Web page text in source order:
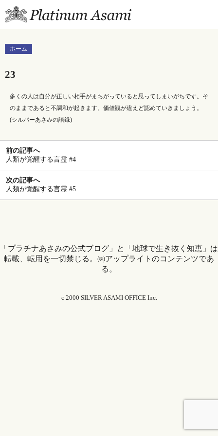
ホーム
23
多くの人は自分が正しい相手がまちがっていると思ってしまいがちです。そ
のままであると不調和が起きます。価値観が違えど認めていきましょう。
(シルバーあさみの語録)
前の記事へ
人類が覚醒する言霊 #4
次の記事へ
人類が覚醒する言霊 #5
「プラチナあさみの公式ブログ」と「地球で生き抜く知恵」は
転載、転用を一切禁じる。㈱アップライトのコンテンツであ
る。
c 2000 SILVER ASAMI OFFICE Inc.